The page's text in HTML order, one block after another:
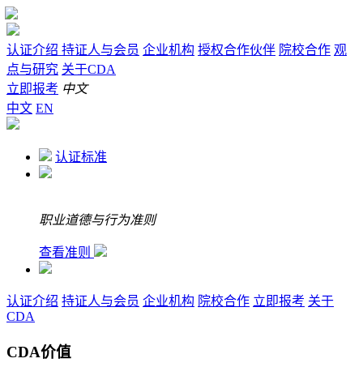
认证介绍 持证人与会员 企业机构 授权合作伙伴 院校合作 观
点与研究 关于CDA
立即报考 中文
中文 EN
认证标准
职业道德与行为准则
查看准则
认证介绍 持证人与会员 企业机构 院校合作 立即报考 关于
CDA
CDA价值